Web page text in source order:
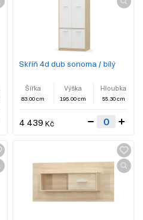
Skříň 4d dub sonoma / bílý
Šířka
83.00 cm
Výška
195.00 cm
Hloubka
55.30 cm
4 439 Kč